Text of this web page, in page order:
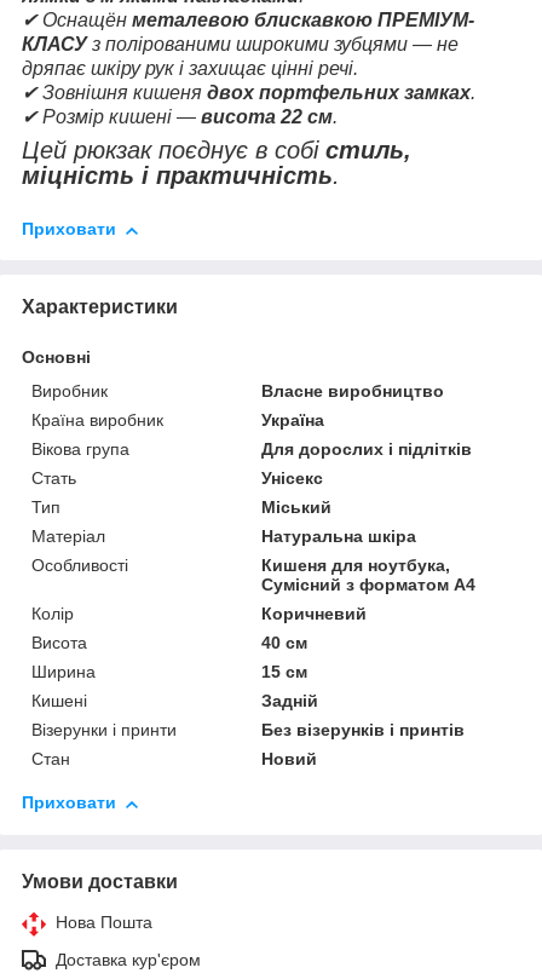
✔ Оснащён металевою блискавкою ПРЕМІУМ-
КЛАСУ з полірованими широкими зубцями — не
дряпає шкіру рук і захищає цінні речі.
✔ Зовнішня кишеня двох портфельних замках.
✔ Розмір кишені — висота 22 см.
Цей рюкзак поєднує в собі стиль,
міцність і практичність.
Приховати
Характеристики
Основні
Виробник
Власне виробництво
Країна виробник
Україна
Вікова група
Для дорослих і підлітків
Стать
Унісекс
Тип
Міський
Матеріал
Натуральна шкіра
Особливості
Кишеня для ноутбука,
Сумісний з форматом А4
Колір
Коричневий
Висота
40 см
Ширина
15 см
Кишені
Задній
Візерунки і принти
Без візерунків і принтів
Стан
Новий
Приховати
Умови доставки
Нова Пошта
Доставка кур'єром